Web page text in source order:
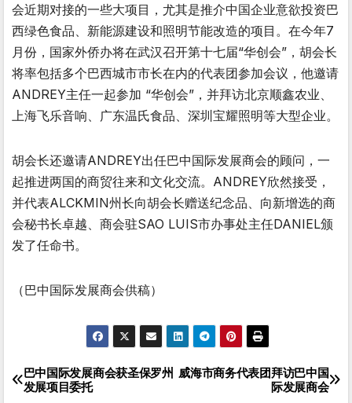
会近期对接的一些大项目，尤其是推介中国企业意欲投资巴
西绿色食品、新能源建设和照明节能改造的项目。在今年7
月份，国家外侨办将在武汉召开第十七届“华创会”，胡会长
将率包括多个巴西城市市长在内的代表团参加会议，他邀请
ANDREY主任一起参加 “华创会”，并拜访北京顺鑫农业、
上海飞乐音响、广东温氏食品、深圳宝耀照明等大型企业。
胡会长还邀请ANDREY出任巴中国际发展商会的顾问，一
起推进两国的商贸往来和文化交流。ANDREY欣然接受，
并代表ALCKMIN州长向胡会长赠送纪念品、向新增选的商
会秘书长卓越、商会驻SAO LUIS市办事处主任DANIEL颁
发了任命书。
（巴中国际发展商会供稿）
文
威海市商务代表团拜访巴中国
际发展商会
巴中国际发展商会获圣保罗州
发展项目委托